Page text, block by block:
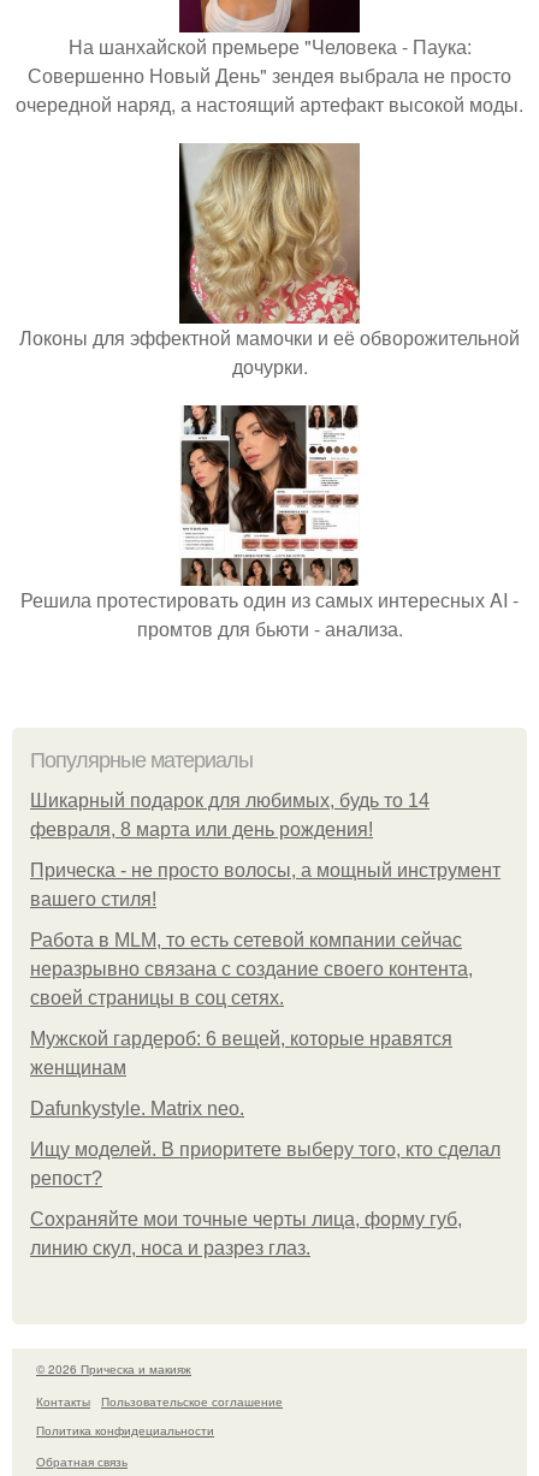
На шанхайской премьере "Человека - Паука:
Совершенно Новый День" зендея выбрала не просто
очередной наряд, а настоящий артефакт высокой моды.
Локоны для эффектной мамочки и её обворожительной
дочурки.
Решила протестировать один из самых интересных AI -
промтов для бьюти - анализа.
Популярные материалы
Шикарный подарок для любимых, будь то 14
февраля, 8 марта или день рождения!
Прическа - не просто волосы, а мощный инструмент
вашего стиля!
Работа в MLM, то есть сетевой компании сейчас
неразрывно связана с создание своего контента,
своей страницы в соц сетях.
Мужской гардероб: 6 вещей, которые нравятся
женщинам
Dafunkystyle. Matrix neo.
Ищу моделей. В приоритете выберу того, кто сделал
репост?
Сохраняйте мои точные черты лица, форму губ,
линию скул, носа и разрез глаз.
© 2026 Прическа и макияж
Контакты
Пользовательское соглашение
Политика конфидециальности
Обратная связь